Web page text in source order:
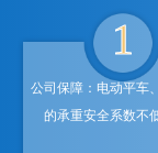
1
公司保障：电动平车
的承重安全系数不